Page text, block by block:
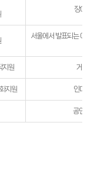
장애예
서울에서 발표되는 예
지원 거리
지원 인디음
공연,